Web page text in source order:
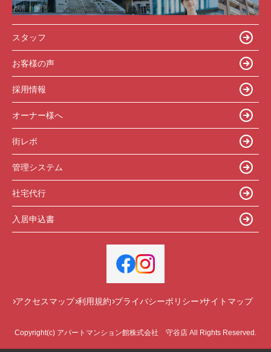
スタッフ
お客様の声
採用情報
オーナー様へ
街レポ
管理システム
社宅代行
入居申込書
アクセスマップ 利用規約 プライバシーポリシー サイトマップ
Copyright(c) アパートマンション館株式会社 守谷店 All Rights Reserved.